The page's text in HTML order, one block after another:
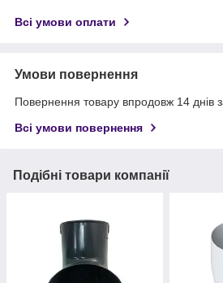
Всі умови оплати
Умови повернення
Повернення товару впродовж 14 днів
Всі умови повернення
Подібні товари компанії